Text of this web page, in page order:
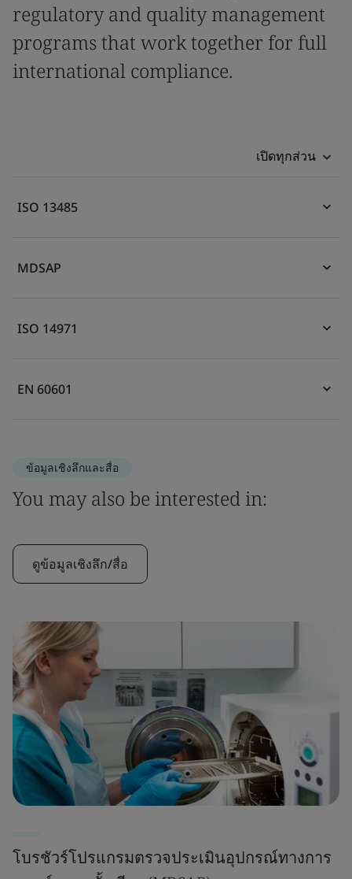
regulatory and quality management
programs that work together for full
international compliance.
เปิดทุกส่วน
ISO 13485
MDSAP
ISO 14971
EN 60601
ข้อมูลเชิงลึกและสื่อ
You may also be interested in:
ดูข้อมูลเชิงลึก/สื่อ
โบรชัวร์โปรแกรมตรวจประเมินอุปกรณ์ทางการ